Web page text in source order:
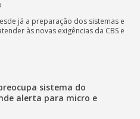
já a preparação dos sistemas e
às novas exigências da CBS e
sistema do
alerta para micro e